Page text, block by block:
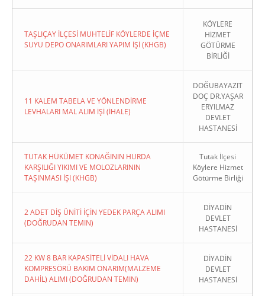
TAŞLIÇAY İLÇESİ MUHTELİF KÖYLERDE İÇME
SUYU DEPO ONARIMLARI YAPIM İŞİ (KHGB)
KÖYLERE
HİZMET
GÖTÜRME
BİRLİĞİ
11 KALEM TABELA VE YÖNLENDİRME
LEVHALARI MAL ALIM İŞİ (İHALE)
DOĞUBAYAZIT
DOÇ DR.YAŞAR
ERYILMAZ
DEVLET
HASTANESİ
TUTAK HÜKÜMET KONAĞININ HURDA
KARŞILIĞI YIKIMI VE MOLOZLARININ
TAŞINMASI İŞI (KHGB)
Tutak İlçesi
Köylere Hizmet
Götürme Birliği
2 ADET DİŞ ÜNİTİ İÇİN YEDEK PARÇA ALIMI
(DOĞRUDAN TEMIN)
DİYADİN
DEVLET
HASTANESİ
22 KW 8 BAR KAPASİTELİ VİDALI HAVA
KOMPRESÖRÜ BAKIM ONARIM(MALZEME
DAHİL) ALIMI (DOĞRUDAN TEMIN)
DİYADİN
DEVLET
HASTANESİ